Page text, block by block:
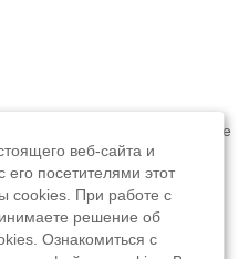
д. 93А, этаж 4, помещение
,
веб-сайта и
его посетителями этот
cookies. При работе с
решение об
Ознакомиться с